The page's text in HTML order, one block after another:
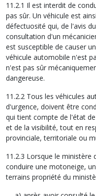
11.2.1 Il est interdit de
pas sûr. Un véhicule est
défectuosité qui, de l'avis
consultation d'un
est susceptible de causer
véhicule automobile n'est
n'est pas sûr
dangereuse.
11.2.2 Tous les véhicules
d'urgence, doivent être
qui tient compte de l'état
et de la visibilité, tout en
provinciale, territoriale ou
11.2.3 Lorsque le
conduire une motoneige,
terrains propriété du